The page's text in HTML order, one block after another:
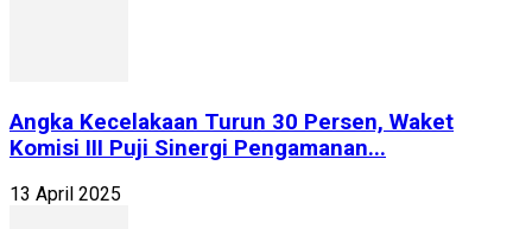
Angka Kecelakaan Turun 30 Persen, Waket
Komisi III Puji Sinergi Pengamanan...
13 April 2025